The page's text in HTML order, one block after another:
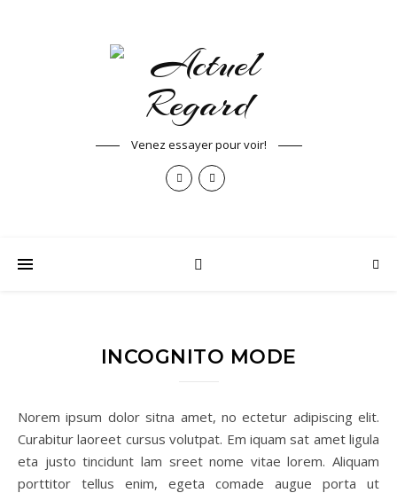
Venez essayer pour voir!
INCOGNITO MODE
Norem ipsum dolor sitna amet, no ectetur adipiscing elit.
Curabitur laoreet cursus volutpat. Em iquam sat amet ligula
eta justo tincidunt lam sreet nome vitae lorem. Aliquam
porttitor tellus enim, egeta comade augue porta ut